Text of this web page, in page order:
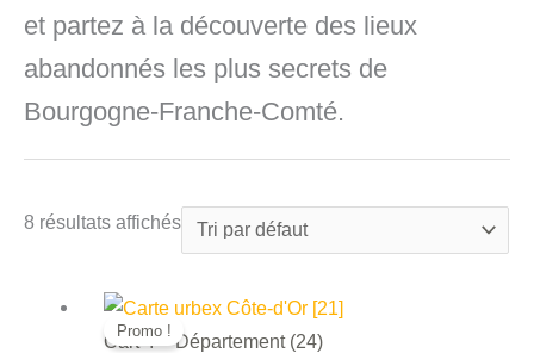
et partez à la découverte des lieux
abandonnés les plus secrets de
Bourgogne-Franche-Comté.
8 résultats affichés
Promo !
Cart 4 – Département (24)